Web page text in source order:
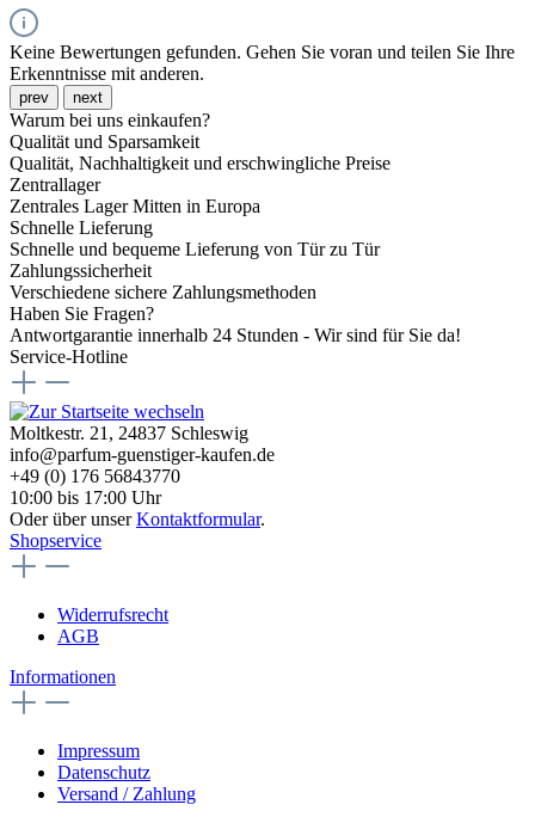
Keine Bewertungen gefunden. Gehen Sie voran und teilen Sie Ihre
Erkenntnisse mit anderen.
prev next
Warum bei uns einkaufen?
Qualität und Sparsamkeit
Qualität, Nachhaltigkeit und erschwingliche Preise
Zentrallager
Zentrales Lager Mitten in Europa
Schnelle Lieferung
Schnelle und bequeme Lieferung von Tür zu Tür
Zahlungssicherheit
Verschiedene sichere Zahlungsmethoden
Haben Sie Fragen?
Antwortgarantie innerhalb 24 Stunden - Wir sind für Sie da!
Service-Hotline
Moltkestr. 21, 24837 Schleswig
info@parfum-guenstiger-kaufen.de
+49 (0) 176 56843770
10:00 bis 17:00 Uhr
Oder über unserKontaktformular.
Shopservice
Widerrufsrecht
AGB
Informationen
Impressum
Datenschutz
Versand / Zahlung